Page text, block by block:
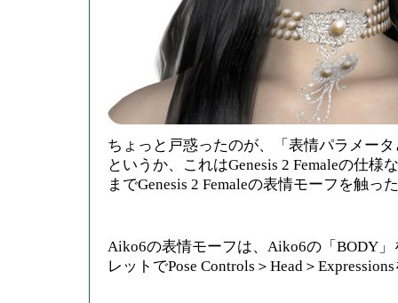
ちょっと戸惑ったのが、「表情パラメー
というか、これはGenesis 2 Femaleの仕様
までGenesis 2 Femaleの表情モーフを触っ
Aiko6の表情モーフは、Aiko6の「BODY
レットでPose Controls＞Head＞